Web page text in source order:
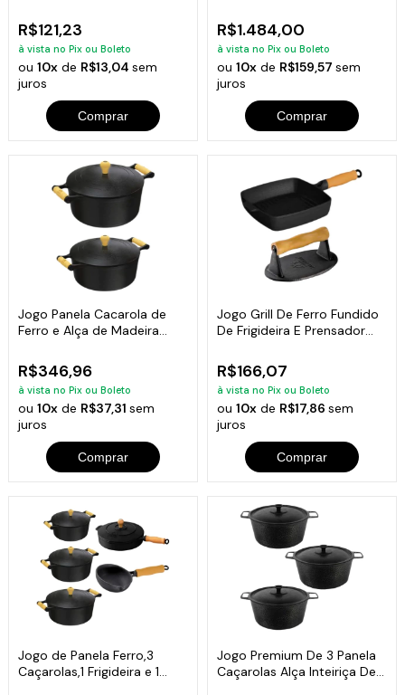
R$121,23
à vista no Pix ou Boleto
ou10x de R$13,04sem
juros
Comprar
R$1.484,00
à vista no Pix ou Boleto
ou 10xde R$159,57 sem
juros
Comprar
Jogo Panela Cacarola de
Ferro e Alça de Madeira
R$346,96
à vista no Pix ou Boleto
ou10x de R$37,31sem
juros
Comprar
Jogo Grill De Ferro Fundido
De Frigideira E Prensador
R$166,07
à vista no Pix ou Boleto
ou 10xde R$17,86 sem
juros
Comprar
Jogo de Panela Ferro,3
Caçarolas,1 Frigideira e 1
Jogo Premium De 3 Panela
Caçarolas Alça Inteiriça De